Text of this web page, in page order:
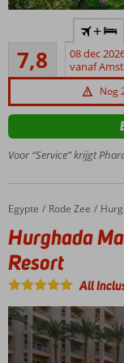
het
strand
en
de
carterestaurants
restaurant
Uitermate
geschikt
voor het
hele gezin
Health
Club
7,8
Goed
44
beoordelingen
+
08 dec
vanaf
Nog
Voor “Service” krijgt
Home
Egypte Rode Zee
Hurghada Marriott
Hurghada
Resort
All